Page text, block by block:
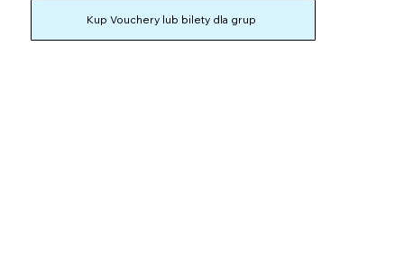
Kup Vouchery lub bilety dla grup